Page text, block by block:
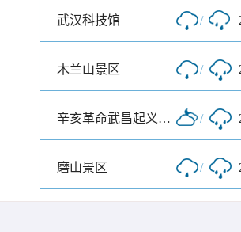
武汉科技馆 /
木兰山景区 /
辛亥革命武昌起义纪念馆 /
磨山景区 /